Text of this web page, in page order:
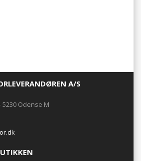
A/S
Odense M